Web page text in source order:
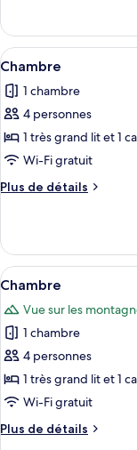
Chambre
le
type
de
Chambre
Afficher
toutes
les
photos
pour
ce
type
de
Chambre
7
Chambre
1 chambre
4 personnes
1 très grand lit et 1
Wi-Fi gratuit
Plus de détails
Plus
le
type
de
Chambre
Afficher
toutes
les
photos
pour
ce
type
chambre :
9
Chambre
Vue sur les
1 chambre
4 personnes
1 très grand lit et 1
Wi-Fi gratuit
Plus de détails
Plus